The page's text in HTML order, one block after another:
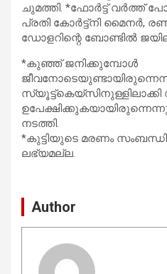
ചുമത്തി. *ഫോർട്ട് വർത്ത്
പ്രതി കോർട്ട്‌നി മൈനർ, രണ്ട്
ഡോളറിന്റെ ബോണ്ടിൽ
*കുഞ്ഞ് ജനിക്കുമ്പോൾ
സ്യൂട്ട്‌കെയ്‌സിനുള്ളിലാക്കി
നടത്തി.
*കുട്ടിയുടെ മരണം
ലഭ്യമല്ല.
Author